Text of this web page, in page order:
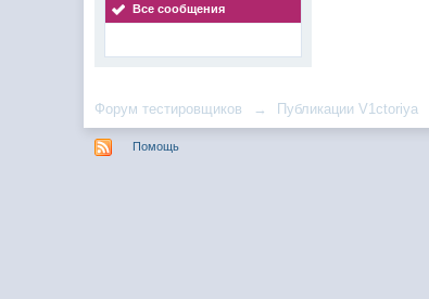
Все сообщения
Форум тестировщиков → Публикации V1ctoriya
Помощь